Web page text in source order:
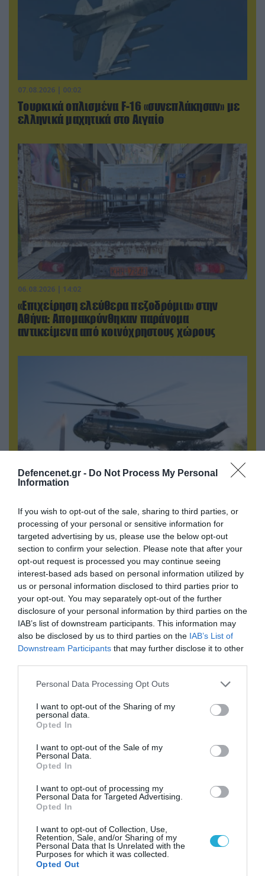
Defencenet.gr - Do Not Process My Personal
Information
If you wish to opt-out of the sale, sharing to third parties, or
processing of your personal or sensitive information for
targeted advertising by us, please use the below opt-out
section to confirm your selection. Please note that after your
opt-out request is processed you may continue seeing
interest-based ads based on personal information utilized by
us or personal information disclosed to third parties prior to
your opt-out. You may separately opt-out of the further
disclosure of your personal information by third parties on the
IAB’s list of downstream participants. This information may
also be disclosed by us to third parties on the IAB’s List of
Downstream Participants that may further disclose it to other
Please note that this website/app uses one or more Google
not limited to your visit or usage behaviour. You may click to
grant or deny consent to Google and its third-party tags to
use your data for below specified purposes in below Google
consent section.
Personal Data Processing Opt Outs
I want to opt-out of the Sharing of my
personal data.
Opted In
I want to opt-out of the Sale of my
Personal Data.
Opted In
I want to opt-out of processing my
Personal Data for Targeted Advertising.
Opted In
I want to opt-out of Collection, Use,
Retention, Sale, and/or Sharing of my
Personal Data that Is Unrelated with the
Purposes for which it was collected.
Opted Out
07.08.2026 | 00:02
Τουρκικά οπλισμένα F-16 «συνεπλάκησαν» με
ελληνικά μαχητικά στο Αιγαίο
06.08.2026 | 14:02
«Επιχείρηση ελεύθερα πεζοδρόμια» στην
Αθήνα: Απομακρύνθηκαν παράνομα
αντικείμενα από κοινόχρηστους χώρους
ΗΠΑ: Nέα στοιχεία για το περιστατικό με το
προεδρικό ελικόπτερο Marine One – Βρέθηκε
δίπλα σε επιβατικό αεροσκάφος
06.08.2026 | 10:02
Ανησυχία στην Δύση: H Ρωσία εξοπλίζει τα Su-
57 με νέους πυραύλους που «κυνηγούν» τον
στόχο μέσα από παρεμβολές!
ΠΟΛΙΤΙΚΗ